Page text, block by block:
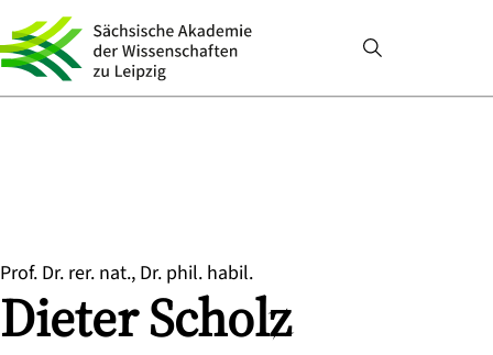
Prof. Dr. rer. nat., Dr. phil. habil.
DieterScholz